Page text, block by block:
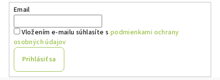
Email
Vložením e-mailu súhlasíte s podmienkami ochrany
osobných údajov
Prihlásiť sa